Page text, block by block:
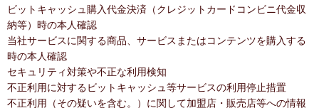
ビットキャッシュ購入代金決済（クレジットカードコンビニ代金収
納等）時の本人確認
当社サービスに関する商品、サービスまたはコンテンツを購入する
時の本人確認
セキュリティ対策や不正な利用検知
不正利用に対するビットキャッシュ等サービスの利用停止措置
不正利用（その疑いを含む。）に関して加盟店・販売店等への情報